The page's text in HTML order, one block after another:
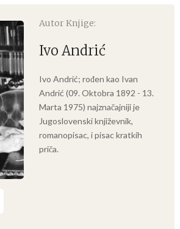
Autor Knjige:
Ivo Andrić
Ivo Andrić; rođen kao Ivan
Andrić (09. Oktobra 1892 - 13.
Marta 1975) najznačajniji je
Jugoslovenski književnik,
romanopisac, i pisac kratkih
priča.